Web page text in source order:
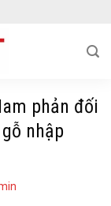
phản đối
nhập